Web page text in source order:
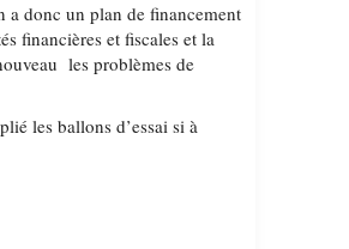
a donc un plan de financement
financières et fiscales et la
les problèmes de
les ballons d’essai si à